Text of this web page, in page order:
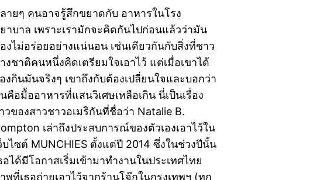
ายๆ คนอาจรู้สึกขยาดกับ อาหารในโรง
าบาล เพราะเรามักจะคิดกันไปก่อนแล้วว่ามัน
งไม่อร่อยอย่างแน่นอน เช่นเดียวกันกับสิ่งที่ชาว
งชาติคนหนึ่งคิดเตรียมใจเอาไว้ แต่เมื่อเขาได้
งกินมันจริงๆ เขาถึงกับต้องเปลี่ยนใจและบอกว่า
คือมื้ออาหารที่แสนวิเศษเหลือเกิน นี่เป็นเรื่อง
วของสาวชาวอเมริกันที่ชื่อว่า Natalie B.
เล่าถึงประสบการณ์ของตัวเองเอาไว้ใน
บไซต์ MUNCHIES ตั้งแต่ปี 2014 ซึ่งในช่วงปีนั้น
อได้มีโอกาสเริ่มเข้ามาทำงานในประเทศไทย
พที่เธอถ่ายเอาไว้จากร้านโจ๊กในกรุงเทพฯ (ทุก